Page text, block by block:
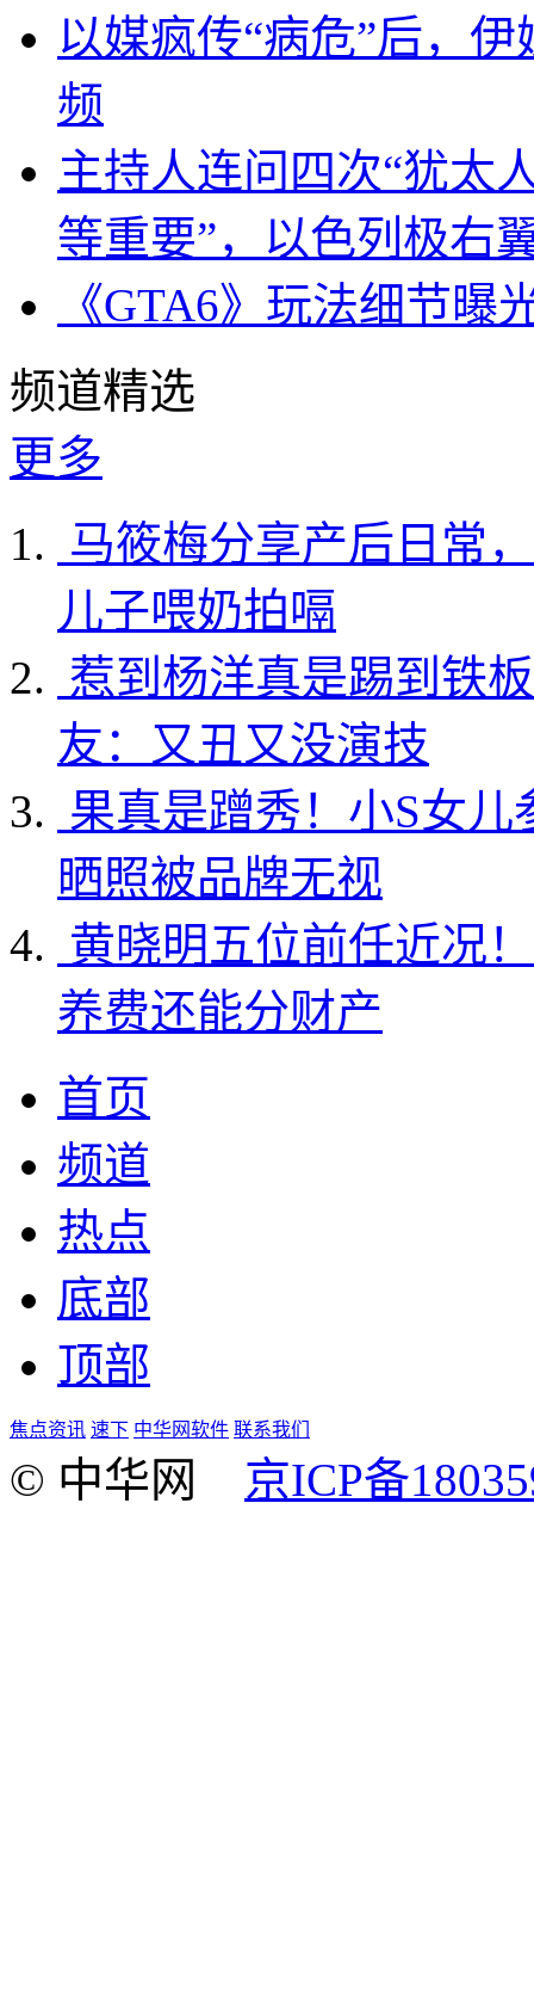
以媒疯传“病危”后，
频
主持人连问四次“犹太
等重要”，以色列极右
《GTA6》玩法细节
频道精选
更多
马筱梅分享产后日常
儿子喂奶拍嗝
惹到杨洋真是踢到铁
友：又丑又没演技
果真是蹭秀！小S女
晒照被品牌无视
黄晓明五位前任近况
养费还能分财产
首页
频道
热点
底部
顶部
焦点资讯 速下 中华网软件 联系我们
© 中华网 京ICP备